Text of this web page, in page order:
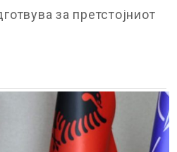
за претстојниот